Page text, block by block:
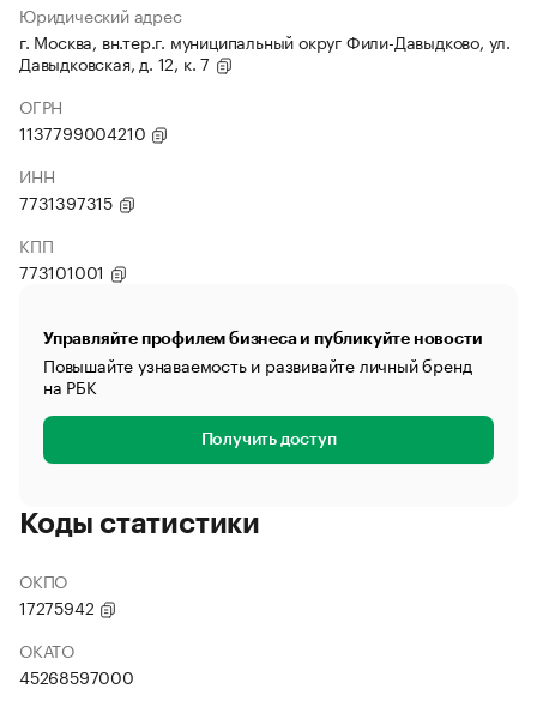
Юридический адрес
г. Москва, вн.тер.г. муниципальный округ Фили-Давыдково, ул.
Давыдковская, д. 12, к. 7
ОГРН
1137799004210
ИНН
7731397315
КПП
773101001
Управляйте профилем бизнеса и публикуйте новости
Повышайте узнаваемость и развивайте личный бренд
на РБК
Получить доступ
Коды статистики
ОКПО
17275942
ОКАТО
45268597000